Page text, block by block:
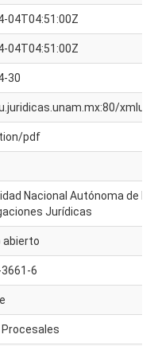
04T04:51:00Z
04T04:51:00Z
30
pdf
Nacional Autónoma de
Jurídicas
abierto
6